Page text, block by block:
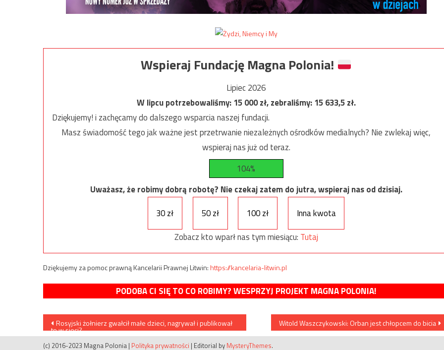
Wspieraj Fundację Magna Polonia!
Lipiec 2026
W lipcu potrzebowaliśmy:15 000zł, zebraliśmy:15 633,5zł.
Dziękujemy! i zachęcamy do dalszego wsparcia naszej fundacji.
Masz świadomość tego jak ważne jest przetrwanie niezależnych ośrodków medialnych? Nie zwlekaj więc,
wspieraj nas już od teraz.
104%
Uważasz, że robimy dobrą robotę? Nie czekaj zatem do jutra, wspieraj nas od dzisiaj.
30 zł
50 zł 100 zł
Inna kwota
Zobacz kto wparł nas tym miesiącu: Tutaj
Dziękujemy za pomoc prawną Kancelarii Prawnej Litwin:https://kancelaria-litwin.pl
PODOBA CI SIĘ TO CO ROBIMY? WESPRZYJ PROJEKT MAGNA POLONIA!
Nawigacja
wpisu
Rosyjski żołnierz gwałcił małe dzieci, nagrywał i publikował
to w sieci?
Witold Waszczykowski: Orban jest chłopcem do bicia
(c) 2016-2023 Magna Polonia | Polityka prywatności | Editorial by MysteryThemes.